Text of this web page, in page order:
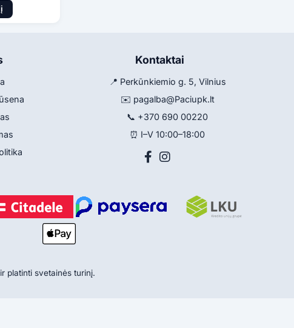
Kontaktai
📍 Perkūnkiemio g. 5, Vilnius
✉️ pagalba@Paciupk.lt
📞 +370 690 00220
⏰ I–V 10:00–18:00
platinti svetainės turinį.